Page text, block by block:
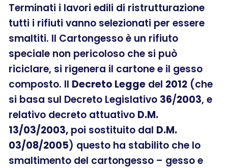
Terminati i lavori edili di ristrutturazione
tutti i rifiuti vanno selezionati per essere
smaltiti. Il Cartongesso è un rifiuto
speciale non pericoloso che si può
riciclare, si rigenera il cartone e il gesso
composto. Il Decreto Legge del 2012 (che
si basa sul Decreto Legislativo 36/2003, e
relativo decreto attuativo D.M.
13/03/2003, poi sostituito dal D.M.
03/08/2005) questo ha stabilito che lo
smaltimento del cartongesso – gesso e